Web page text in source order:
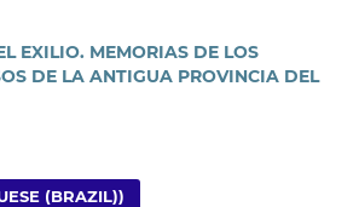
EXILIO. MEMORIAS DE LOS
DE LA ANTIGUA PROVINCIA DEL
(BRAZIL))